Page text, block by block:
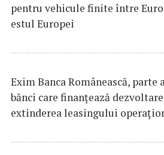
pentru vehicule finite între
estul Europei
Exim Banca Românească,
bănci care finanțează
extinderea leasingului